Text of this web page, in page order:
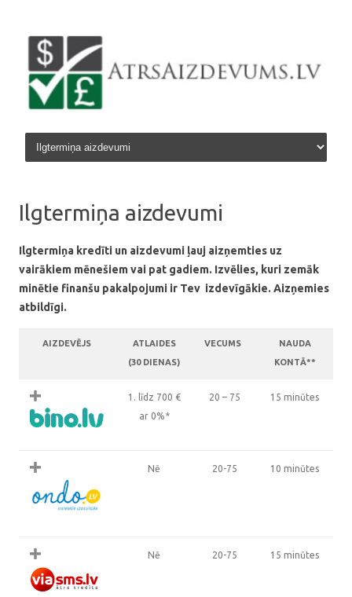
Skip to content
Ilgtermiņa aizdevumi
Ilgtermiņa kredīti un aizdevumi ļauj aizņemties uz
vairākiem mēnešiem vai pat gadiem. Izvēlies, kuri zemāk
minētie finanšu pakalpojumi ir Tev izdevīgākie. Aizņemies
atbildīgi.
AIZDEVĒJS
ATLAIDES
(30 DIENAS)
VECUMS
NAUDA
KONTĀ**
1. līdz 700 €
ar 0%*
20 – 75 15 minūtes
Nē 20-75 10 minūtes
Nē 20-75 15 minūtes